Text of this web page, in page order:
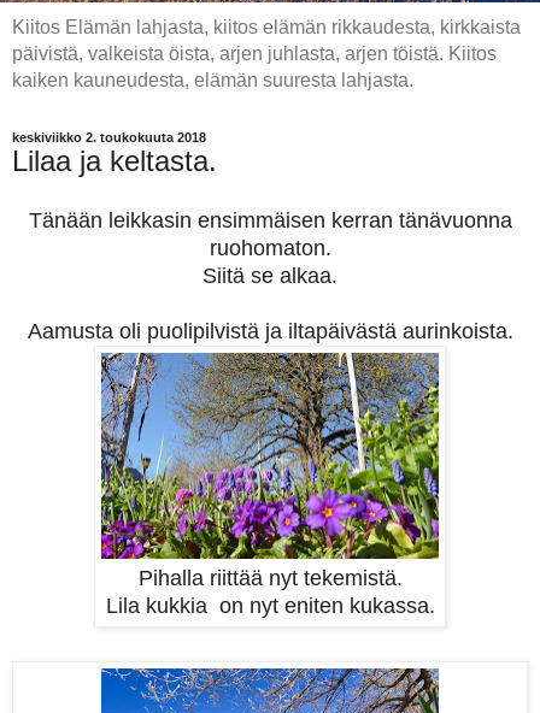
Kiitos Elämän lahjasta, kiitos elämän rikkaudesta, kirkkaista
päivistä, valkeista öista, arjen juhlasta, arjen töistä. Kiitos
kaiken kauneudesta, elämän suuresta lahjasta.
keskiviikko 2. toukokuuta 2018
Lilaa ja keltasta.
Tänään leikkasin ensimmäisen kerran tänävuonna
ruohomaton.
Siitä se alkaa.
Aamusta oli puolipilvistä ja iltapäivästä aurinkoista.
Pihalla riittää nyt tekemistä.
Lila kukkia on nyt eniten kukassa.